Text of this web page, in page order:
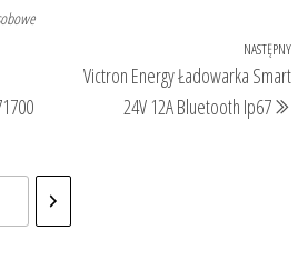
NASTĘPNY
Victron Energy Ładowarka Smart
24V 12A Bluetooth Ip67